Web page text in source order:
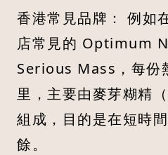
香港常見品牌： 例如
店常見的 Optimum
Serious Mass，每份
里，主要由麥芽糊精
組成，目的是在短時
餘。